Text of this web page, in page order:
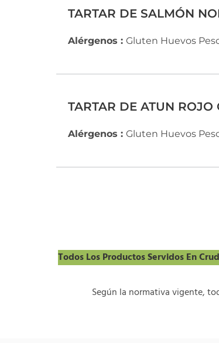
TARTAR DE SALMÓN
Alérgenos : Gluten Huevos
TARTAR DE ATUN
Alérgenos : Gluten Huevos
Todos Los Productos Servidos En
Según la normativa vigente,